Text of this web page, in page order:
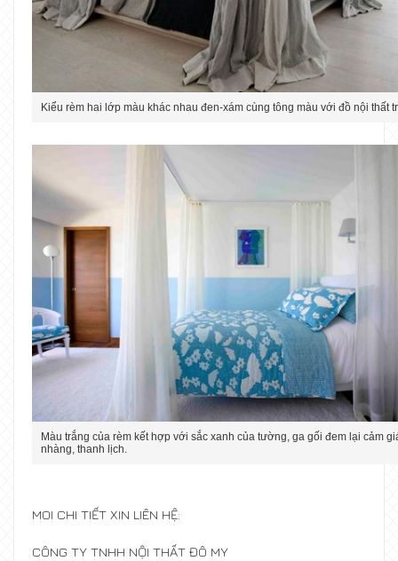
Kiểu rèm hai lớp màu khác nhau đen-xám cùng tông màu với đồ nội thất
Màu trắng của rèm kết hợp với sắc xanh của tường, ga gối đem lại cảm
nhàng, thanh lịch.
MOI CHI TIẾT XIN LIÊN HỆ:
CÔNG TY TNHH NỘI THẤT ĐÔ MY